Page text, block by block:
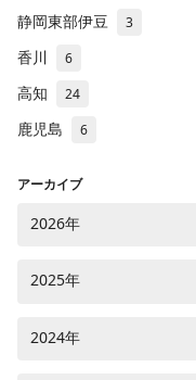
静岡東部伊豆 3
香川 6
高知 24
鹿児島 6
アーカイブ
2026年
2025年
2024年